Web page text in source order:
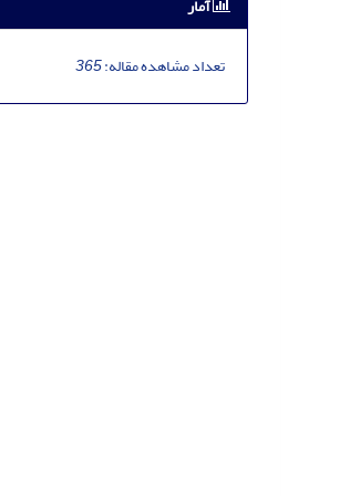
آمار
تعداد مشاهده مقاله:365